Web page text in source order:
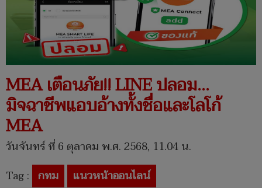
MEA เตือนภัย!! LINE ปลอม…
มิจฉาชีพแอบอ้างทั้งชื่อและโลโก้
MEA
วันจันทร์ ที่ 6 ตุลาคม พ.ศ. 2568, 11.04 น.
Tag : กทม แนวหน้าออนไลน์